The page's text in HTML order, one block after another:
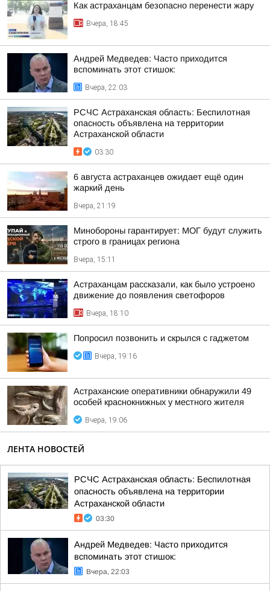
Как астраханцам безопасно перенести жару
Вчера, 18:45
Андрей Медведев: Часто приходится
вспоминать этот стишок:
Вчера, 22:03
РСЧС Астраханская область: Беспилотная
опасность объявлена на территории
Астраханской области
03:30
6 августа астраханцев ожидает ещё один
жаркий день
Вчера, 21:19
Минобороны гарантирует: МОГ будут служить
строго в границах региона
Вчера, 15:11
Астраханцам рассказали, как было устроено
движение до появления светофоров
Вчера, 18:10
Попросил позвонить и скрылся с гаджетом
Вчера, 19:16
Астраханские оперативники обнаружили 49
особей краснокнижных у местного жителя
Вчера, 19:06
ЛЕНТА НОВОСТЕЙ
РСЧС Астраханская область: Беспилотная
опасность объявлена на территории
Астраханской области
03:30
Андрей Медведев: Часто приходится
вспоминать этот стишок:
Вчера, 22:03